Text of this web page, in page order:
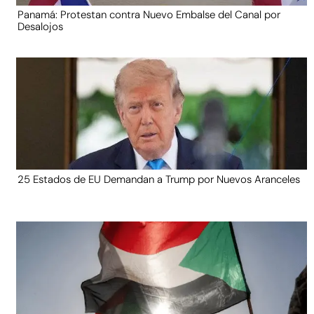
Panamá: Protestan contra Nuevo Embalse del Canal por
Desalojos
25 Estados de EU Demandan a Trump por Nuevos Aranceles